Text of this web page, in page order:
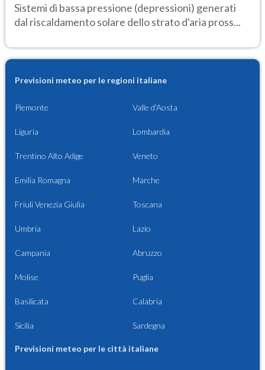
Sistemi di bassa pressione (depressioni) generati
dal riscaldamento solare dello strato d'aria pross...
Previsioni meteo per le regioni italiane
Piemonte Valle d'Aosta
Liguria Lombardia
Trentino Alto Adige Veneto
Emilia Romagna Marche
Friuli Venezia Giulia Toscana
Umbria Lazio
Campania Abruzzo
Molise Puglia
Basilicata Calabria
Sicilia Sardegna
Previsioni meteo per le città italiane